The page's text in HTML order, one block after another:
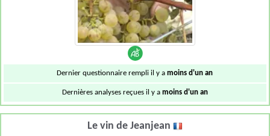
Dernier questionnaire rempli il y amoins d'un an
Dernières analyses reçues il y a moins d'un an
Le vin de Jeanjean